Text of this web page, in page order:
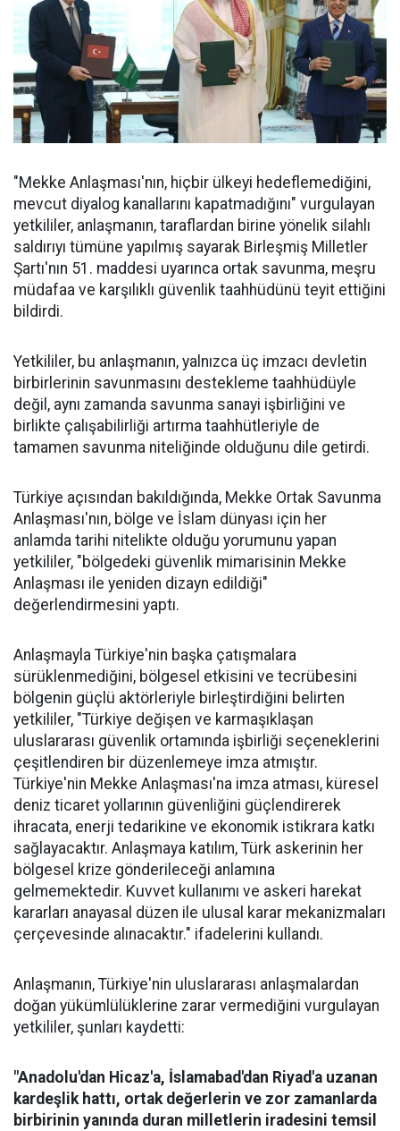
"Mekke Anlaşması'nın, hiçbir ülkeyi hedeflemediğini,
mevcut diyalog kanallarını kapatmadığını" vurgulayan
yetkililer, anlaşmanın, taraflardan birine yönelik silahlı
saldırıyı tümüne yapılmış sayarak Birleşmiş Milletler
Şartı'nın 51. maddesi uyarınca ortak savunma, meşru
müdafaa ve karşılıklı güvenlik taahhüdünü teyit ettiğini
bildirdi.
Yetkililer, bu anlaşmanın, yalnızca üç imzacı devletin
birbirlerinin savunmasını destekleme taahhüdüyle
değil, aynı zamanda savunma sanayi işbirliğini ve
birlikte çalışabilirliği artırma taahhütleriyle de
tamamen savunma niteliğinde olduğunu dile getirdi.
Türkiye açısından bakıldığında, Mekke Ortak Savunma
Anlaşması'nın, bölge ve İslam dünyası için her
anlamda tarihi nitelikte olduğu yorumunu yapan
yetkililer, "bölgedeki güvenlik mimarisinin Mekke
Anlaşması ile yeniden dizayn edildiği"
değerlendirmesini yaptı.
Anlaşmayla Türkiye'nin başka çatışmalara
sürüklenmediğini, bölgesel etkisini ve tecrübesini
bölgenin güçlü aktörleriyle birleştirdiğini belirten
yetkililer, "Türkiye değişen ve karmaşıklaşan
uluslararası güvenlik ortamında işbirliği seçeneklerini
çeşitlendiren bir düzenlemeye imza atmıştır.
Türkiye'nin Mekke Anlaşması'na imza atması, küresel
deniz ticaret yollarının güvenliğini güçlendirerek
ihracata, enerji tedarikine ve ekonomik istikrara katkı
sağlayacaktır. Anlaşmaya katılım, Türk askerinin her
bölgesel krize gönderileceği anlamına
gelmemektedir. Kuvvet kullanımı ve askeri harekat
kararları anayasal düzen ile ulusal karar mekanizmaları
çerçevesinde alınacaktır." ifadelerini kullandı.
Anlaşmanın, Türkiye'nin uluslararası anlaşmalardan
doğan yükümlülüklerine zarar vermediğini vurgulayan
yetkililer, şunları kaydetti:
"Anadolu'dan Hicaz'a, İslamabad'dan Riyad'a uzanan
kardeşlik hattı, ortak değerlerin ve zor zamanlarda
birbirinin yanında duran milletlerin iradesini temsil